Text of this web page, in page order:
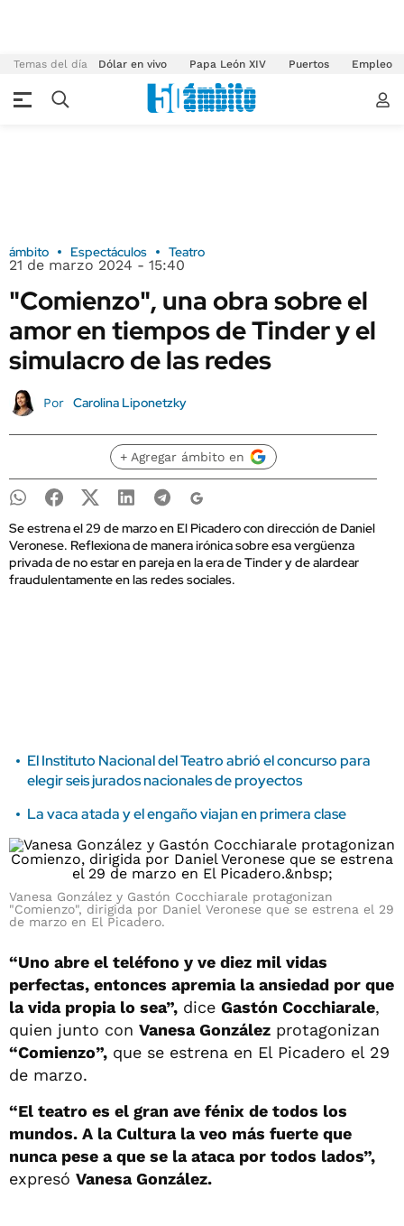
Temas del día Dólar en vivo Papa León XIV Puertos Empleo
ámbito Espectáculos Teatro
21 de marzo 2024 - 15:40
"Comienzo", una obra sobre el
amor en tiempos de Tinder y el
simulacro de las redes
Por Carolina Liponetzky
+ Agregar ámbito en
Se estrena el 29 de marzo en El Picadero con dirección de Daniel
Veronese. Reflexiona de manera irónica sobre esa vergüenza
privada de no estar en pareja en la era de Tinder y de alardear
fraudulentamente en las redes sociales.
El Instituto Nacional del Teatro abrió el concurso para
elegir seis jurados nacionales de proyectos
La vaca atada y el engaño viajan en primera clase
Vanesa González y Gastón Cocchiarale protagonizan
"Comienzo", dirigida por Daniel Veronese que se estrena el 29
de marzo en El Picadero.
“Uno abre el teléfono y ve diez mil vidas
perfectas, entonces apremia la ansiedad por que
la vida propia lo sea”, dice Gastón Cocchiarale,
quien junto con Vanesa González protagonizan
“Comienzo”, que se estrena en El Picadero el 29
de marzo.
“El teatro es el gran ave fénix de todos los
mundos. A la Cultura la veo más fuerte que
nunca pese a que se la ataca por todos lados”,
expresó Vanesa González.